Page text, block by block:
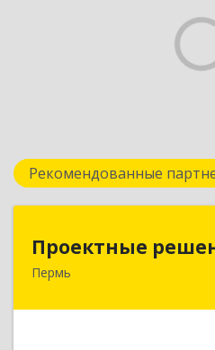
Рекомендованные
Проектные
Пермь
614087, Пермский